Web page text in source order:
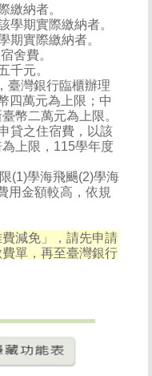
繳納者。
學期實際繳納者。
期實際繳納者。
舍費。
千元。
臺灣銀行臨櫃辦理
四萬元為上限；中
幣二萬元為上限。
貸之住宿費，以該
上限，115學年度
(1)學海飛颺(2)學海
用金額較高，依規
減免 」，請先申請
單，再至臺灣銀行